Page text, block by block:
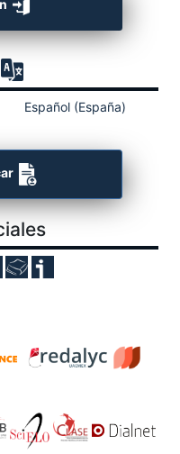
Español (España)